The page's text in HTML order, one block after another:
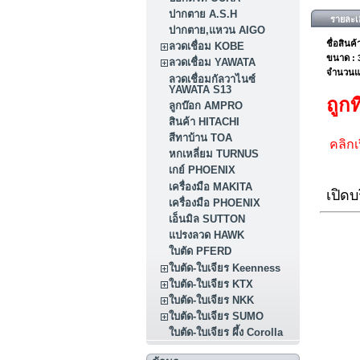
ปากตาย A.S.H
ปากตาย,แหวน AIGO
ลวดเชื่อม KOBE
ลวดเชื่อม YAWATA
ลวดเชื่อมกัลวาไนซ์
YAWATA S13
ลูกบ๊อก AMPRO
สินค้า HITACHI
สีทาบ้าน TOA
หกเหลี่ยม TURNUS
เกย์ PHOENIX
เครื่องมือ MAKITA
เครื่องมือ PHOENIX
เอ็นมิล SUTTON
แปรงลวด HAWK
ใบตัด PFERD
ใบตัด-ใบเจียร Keenness
ใบตัด-ใบเจียร KTX
ใบตัด-ใบเจียร NKK
ใบตัด-ใบเจียร SUMO
ใบตัด-ใบเจียร ผึ้ง Corolla
รายละ
ชื่อสินค้
ขนาด :
จำนวน
ถูก
คลิก
เปิด